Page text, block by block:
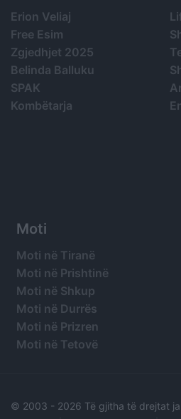
Erion Veliaj
Free Esim
Zgjedhjet 2025
Belinda Balluku
SPAK
Kombëtarja
Moti
Moti në Tiranë
Moti në Prishtinë
Moti në Shkup
Moti në Durrës
Moti në Prizren
Moti në Tetovë
© 2003 - 2026 Të gjitha të drejtat